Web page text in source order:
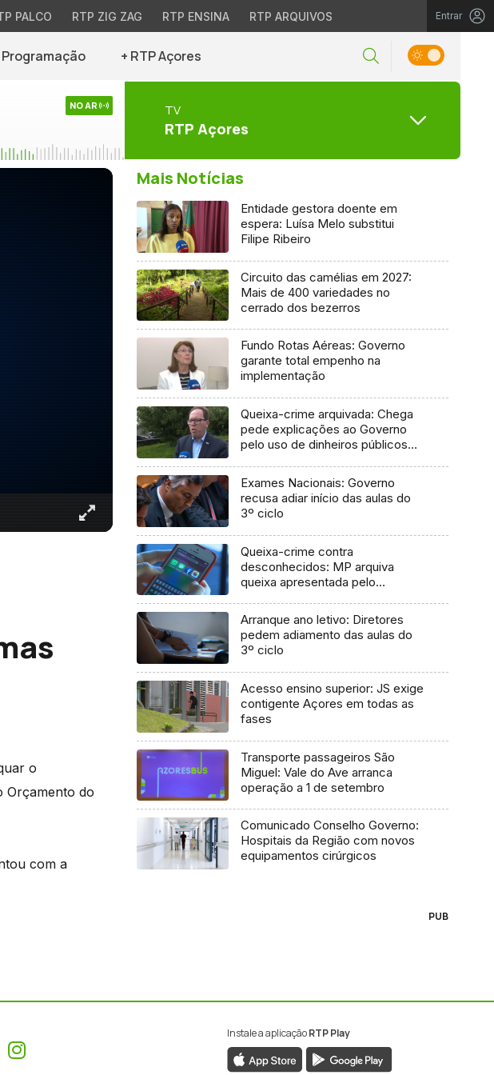
PALCO RTP ZIG ZAG RTP ENSINA RTP ARQUIVOS Entrar
Programação + RTP Açores
NO AR TV
RTP Açores
o
Orçamento do
com a
Mais Notícias
Entidade gestora doente em
espera: Luísa Melo substitui
Filipe Ribeiro
Circuito das camélias em 2027:
Mais de 400 variedades no
cerrado dos bezerros
Fundo Rotas Aéreas: Governo
garante total empenho na
implementação
Queixa-crime arquivada: Chega
pede explicações ao Governo
pelo uso de dinheiros públicos
Exames Nacionais: Governo
recusa adiar início das aulas do
3º ciclo
Queixa-crime contra
desconhecidos: MP arquiva
queixa apresentada pelo
Arranque ano letivo: Diretores
pedem adiamento das aulas do
3º ciclo
Acesso ensino superior: JS exige
contigente Açores em todas as
fases
Transporte passageiros São
Miguel: Vale do Ave arranca
operação a 1 de setembro
Comunicado Conselho Governo:
Hospitais da Região com novos
equipamentos cirúrgicos
PUB
Facebook
Instagram
Instale a aplicaçãoRTP Play